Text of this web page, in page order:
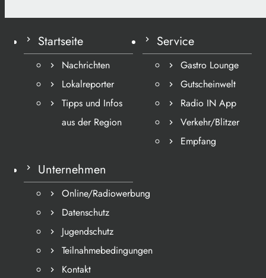
Startseite
Nachrichten
Lokalreporter
Tipps und Infos
aus der Region
Service
Gastro Lounge
Gutscheinwelt
Radio IN App
Verkehr/Blitzer
Empfang
Unternehmen
Online/Radiowerbung
Datenschutz
Jugendschutz
Teilnahmebedingungen
Kontakt